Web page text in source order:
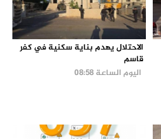
الاحتلال يهدم بناية سكنية في كفر
قاسم
اليوم الساعة 08:58